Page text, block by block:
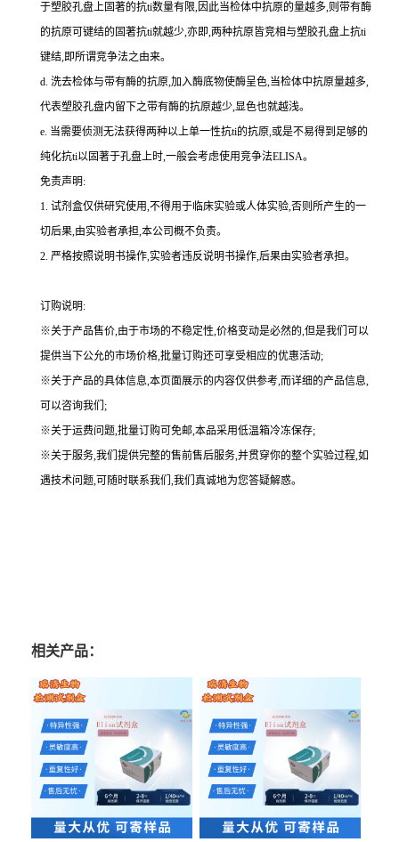
于塑胶孔盘上固著的抗ti数量有限,因此当检体中抗原的量越多,则带有酶
的抗原可键结的固著抗ti就越少,亦即,两种抗原皆竞相与塑胶孔盘上抗ti
键结,即所谓竞争法之由来。
d. 洗去检体与带有酶的抗原,加入酶底物使酶呈色,当检体中抗原量越多,
代表塑胶孔盘内留下之带有酶的抗原越少,显色也就越浅。
e. 当需要侦测无法获得两种以上单一性抗ti的抗原,或是不易得到足够的
纯化抗ti以固著于孔盘上时,一般会考虑使用竞争法ELISA。
免责声明:
1. 试剂盒仅供研究使用,不得用于临床实验或人体实验,否则所产生的一
切后果,由实验者承担,本公司概不负责。
2. 严格按照说明书操作,实验者违反说明书操作,后果由实验者承担。
订购说明:
※关于产品售价,由于市场的不稳定性,价格变动是必然的,但是我们可以
提供当下公允的市场价格,批量订购还可享受相应的优惠活动;
※关于产品的具体信息,本页面展示的内容仅供参考,而详细的产品信息,
可以咨询我们;
※关于运费问题,批量订购可免邮,本品采用低温箱冷冻保存;
※关于服务,我们提供完整的售前售后服务,并贯穿你的整个实验过程,如
遇技术问题,可随时联系我们,我们真诚地为您答疑解惑。
相关产品：